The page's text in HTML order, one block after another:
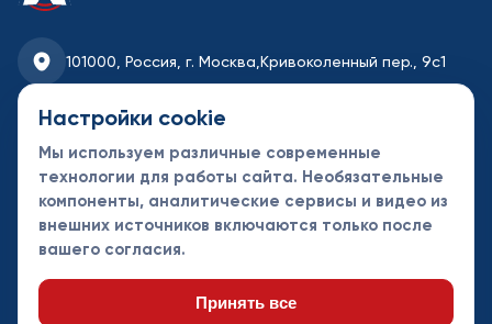
101000, Россия, г. Москва, Кривоколенный пер., 9с1
fhmoscow@mail.ru
8-495-621-35-95
Новости
Турниры
Контакты
партнеры
Настройки cookie
Мы используем различные современные
технологии для работы сайта. Необязательные
компоненты, аналитические сервисы и видео из
внешних источников включаются только после
вашего согласия.
Принять все